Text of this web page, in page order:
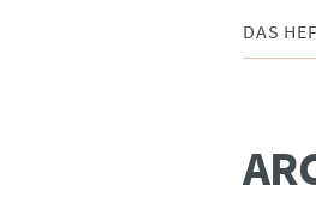
DAS